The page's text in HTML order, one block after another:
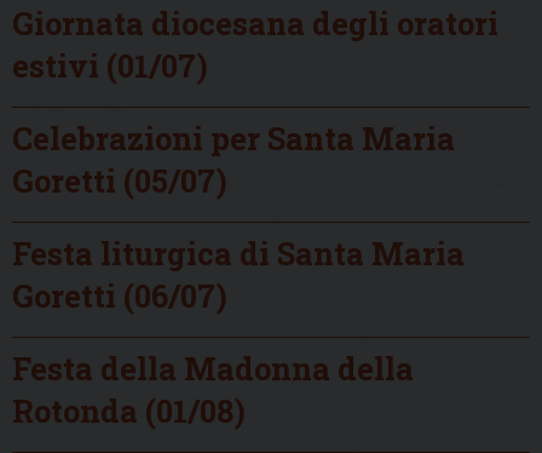
Giornata diocesana degli oratori
estivi (01/07)
Celebrazioni per Santa Maria
Goretti (05/07)
Festa liturgica di Santa Maria
Goretti (06/07)
Festa della Madonna della
Rotonda (01/08)